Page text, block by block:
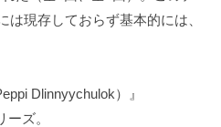
は現存しておらず基本的には、
Dlinnyychulok）』
ズ。